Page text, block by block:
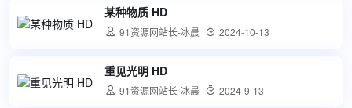
某种物质 HD
 91资源网站长-冰晨  2024-10-13
重见光明 HD
 91资源网站长-冰晨  2024-9-13